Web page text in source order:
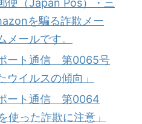
便（Japan Pos）・三
を騙る詐欺メー
メールです。
ート通信 第0065号
ウイルスの傾向」
ート通信 第0064
った詐欺に注意」